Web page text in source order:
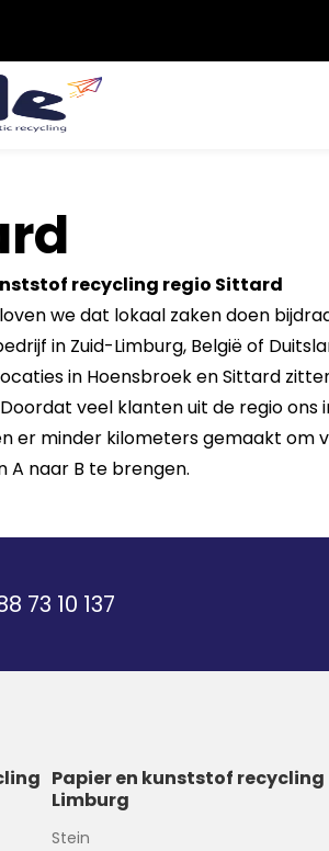
recycling regio Sittard
we dat lokaal zaken doen
in Zuid-Limburg, België of
in Hoensbroek en Sittard
veel klanten uit de regio ons
er minder kilometers gemaakt om
A naar B te brengen.
73 10 137
Papier en kunststof recycling
Limburg
Stein